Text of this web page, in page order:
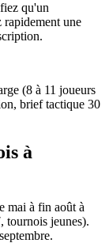
qu'un
rapidement une
(8 à 11 joueurs
brief tactique 30
à
mai à fin août à
tournois jeunes).